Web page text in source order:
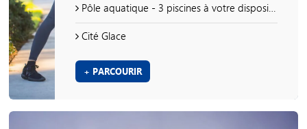
Pôle aquatique - 3 piscines à votre disposition !
Cité Glace
+ PARCOURIR